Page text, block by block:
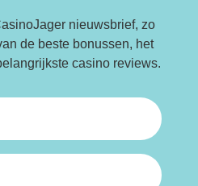
nieuwsbrief, zo
de beste bonussen, het
casino reviews.